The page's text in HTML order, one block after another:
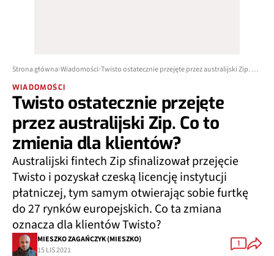
Strona główna Wiadomości Twisto ostatecznie przejęte przez australijski Zip. Co to zmienia dla klientów?
WIADOMOŚCI
Twisto ostatecznie przejęte
przez australijski Zip. Co to
zmienia dla klientów?
Australijski fintech Zip sfinalizował przejęcie
Twisto i pozyskał czeską licencję instytucji
płatniczej, tym samym otwierając sobie furtkę
do 27 rynków europejskich. Co ta zmiana
oznacza dla klientów Twisto?
MIESZKO ZAGAŃCZYK (MIESZKO)
15 LIS 2021
1